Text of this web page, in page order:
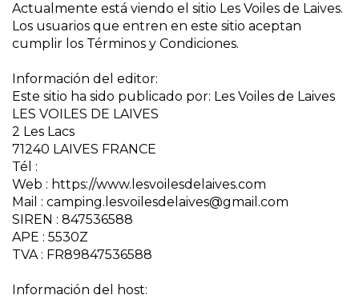
Actualmente está viendo el sitio Les Voiles de Laives.
Los usuarios que entren en este sitio aceptan
cumplir los Términos y Condiciones.
Información del editor:
Este sitio ha sido publicado por: Les Voiles de Laives
LES VOILES DE LAIVES
2 Les Lacs
71240 LAIVES FRANCE
Tél :
Web : https://www.lesvoilesdelaives.com
Mail : camping.lesvoilesdelaives@gmail.com
SIREN : 847536588
APE : 5530Z
TVA : FR89847536588
Información del host: